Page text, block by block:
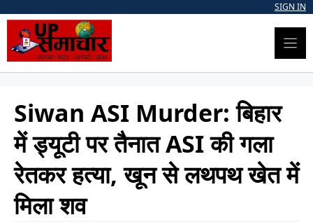
content
SIGN IN
Siwan ASI Murder: बिहार
में ड्यूटी पर तैनात ASI की गला
रेतकर हत्या, खून से लथपथ खेत में
मिला शव